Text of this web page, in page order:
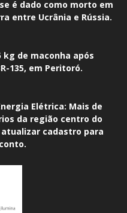
é dado como morto em
entre Ucrânia e Rússia.
kg de maconha após
135, em Peritoró.
Elétrica: Mais de
da região centro do
cadastro para